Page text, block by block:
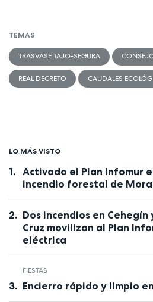
TEMAS
TRASVASE TAJO-SEGURA
REAL DECRETO CAUDALES
LO MÁS VISTO
Activado el Plan Infomur
incendio forestal de
Dos incendios en Cehegín
Cruz movilizan al Plan
eléctrica
FIESTAS
Encierro rápido y limpio